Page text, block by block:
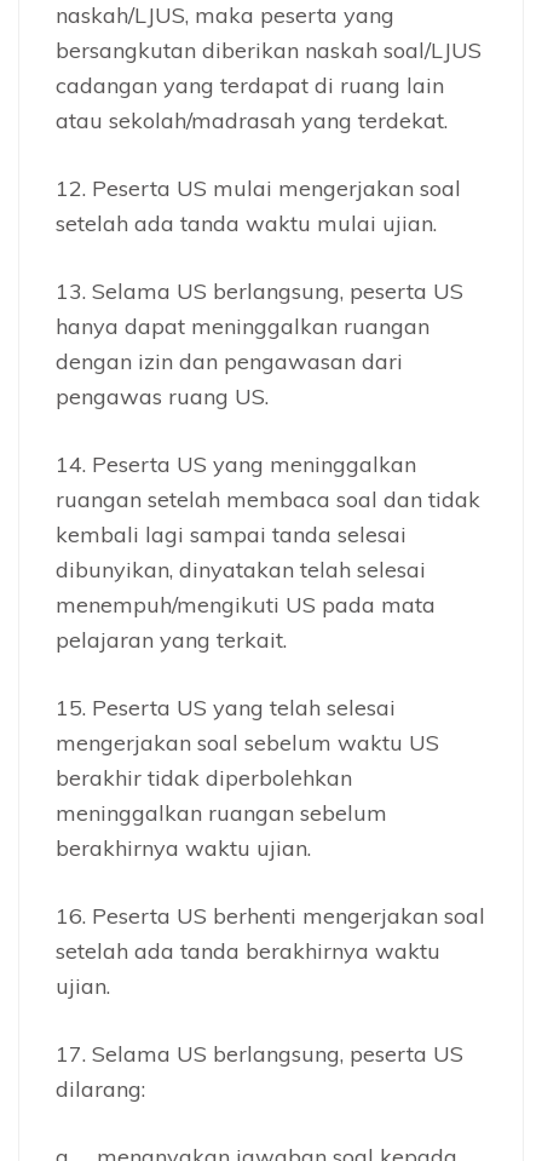
naskah/LJUS, maka peserta yang
bersangkutan diberikan naskah soal/LJUS
cadangan yang terdapat di ruang lain
atau sekolah/madrasah yang terdekat.
12. Peserta US mulai mengerjakan soal
setelah ada tanda waktu mulai ujian.
13. Selama US berlangsung, peserta US
hanya dapat meninggalkan ruangan
dengan izin dan pengawasan dari
pengawas ruang US.
14. Peserta US yang meninggalkan
ruangan setelah membaca soal dan tidak
kembali lagi sampai tanda selesai
dibunyikan, dinyatakan telah selesai
menempuh/mengikuti US pada mata
pelajaran yang terkait.
15. Peserta US yang telah selesai
mengerjakan soal sebelum waktu US
berakhir tidak diperbolehkan
meninggalkan ruangan sebelum
berakhirnya waktu ujian.
16. Peserta US berhenti mengerjakan soal
setelah ada tanda berakhirnya waktu
ujian.
17. Selama US berlangsung, peserta US
dilarang: